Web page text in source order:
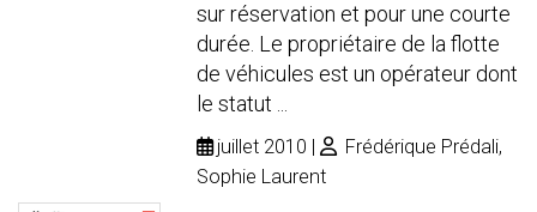
sur réservation et pour une courte
durée. Le propriétaire de la flotte
de véhicules est un opérateur dont
le statut ...
juillet 2010
Frédérique Prédali,
Sophie Laurent